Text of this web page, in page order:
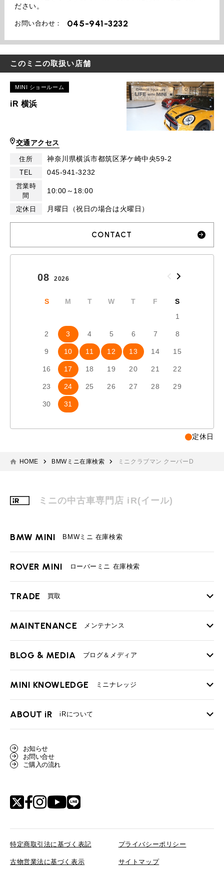
ださい。
お問い合わせ： 045-941-3232
このミニの取扱い店舗
MINI ショールーム
iR 横浜
交通アクセス
住所 神奈川県横浜市都筑区茅ケ崎中央59-2
TEL 045-941-3232
営業時
間
10:00～18:00
定休日 月曜日（祝日の場合は火曜日）
CONTACT
08 2026
S M T W T F
S
1
2 3 4 5 6 7 8
9 10 11 12 13 14 15
16 17 18 19 20 21 22
23 24 25 26 27 28 29
30 31
定休日
HOME BMWミニ在庫検索 ミニクラブマン クーパーD
ミニの中古車専門店 iR(イール)
BMW MINI BMWミニ 在庫検索
ROVER MINI ローバーミニ 在庫検索
TRADE 買取
TOP
必要書類
BMWミニ買取査定依頼
ローバーミニ買取査定依頼
MAINTENANCE メンテナンス
TOP
最近の修理実績
BLOG & MEDIA ブログ＆メディア
TOP
User's Voice 購入者様の声
Part's Report
MINI KNOWLEDGE ミニナレッジ
TOP
ローバーミニナレッジ
ABOUT iR iRについて
スタッフ紹介
リクルート
お知らせ
お問い合せ
ご購入の流れ
特定商取引法に基づく表記 プライバシーポリシー
古物営業法に基づく表示 サイトマップ